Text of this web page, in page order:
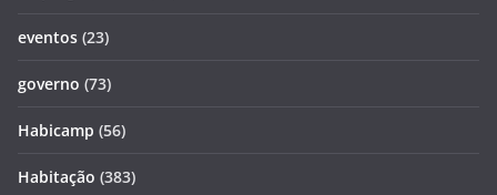
eventos (23)
governo (73)
Habicamp (56)
Habitação (383)